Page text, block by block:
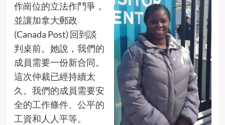
作崗位的立法作鬥爭，
並讓加拿大郵政
(Canada Post) 回到談
判桌前。她說，我們的
成員需要一份新合同。
這次仲裁已經持續太
久。我們的成員需要安
全的工作條件、公平的
工資和人人平等。